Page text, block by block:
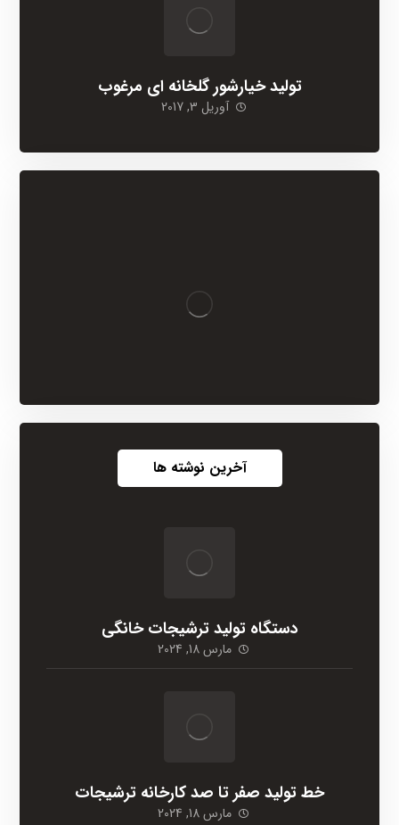
تولید خیارشور گلخانه ای مرغوب
آوریل 3, 2017
آخرین نوشته ها
دستگاه تولید ترشیجات خانگی
مارس 18, 2024
خط تولید صفر تا صد کارخانه ترشیجات
مارس 18, 2024